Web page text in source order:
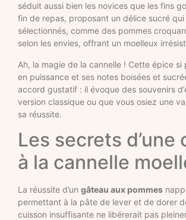
séduit aussi bien les novices que les fins
fin de repas, proposant un délice sucré
sélectionnés, comme des pommes
selon les envies, offrant un moelleux
Ah, la magie de la cannelle ! Cette épice
en puissance et ses notes boisées et
accord gustatif : il évoque des souvenirs
version classique ou que vous osiez une
sa réussite.
Les secrets
à la cannelle
La réussite d’un gâteau aux pommes
permettant à la pâte de lever et de dorer
cuisson insuffisante ne libérerait pas